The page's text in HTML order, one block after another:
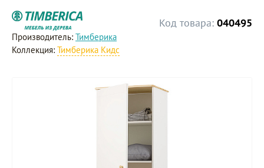
Код товара: 040495
Производитель: Тимберика
Коллекция: Тимберика Кидс